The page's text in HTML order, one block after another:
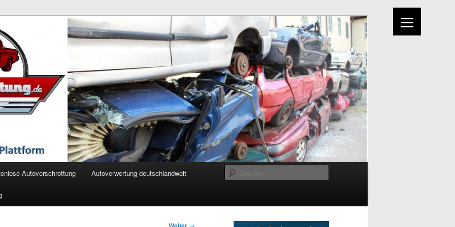
Autoverschrottung Autoverwertung deutschlandweit
→